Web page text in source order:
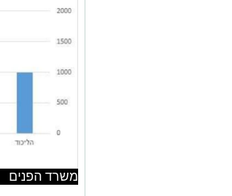
משרד הפנים